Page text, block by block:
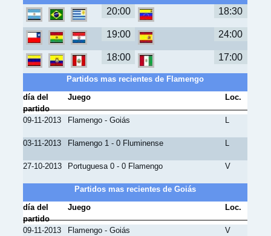
20:00 18:30
19:00 24:00
18:00 17:00
Partidos mas recientes de Flamengo
día del
partido
Juego Loc.
09-11-2013 Flamengo - Goiás L
03-11-2013 Flamengo 1 - 0 Fluminense L
27-10-2013 Portuguesa 0 - 0 Flamengo V
Partidos mas recientes de Goiás
día del
partido
Juego Loc.
09-11-2013 Flamengo - Goiás V